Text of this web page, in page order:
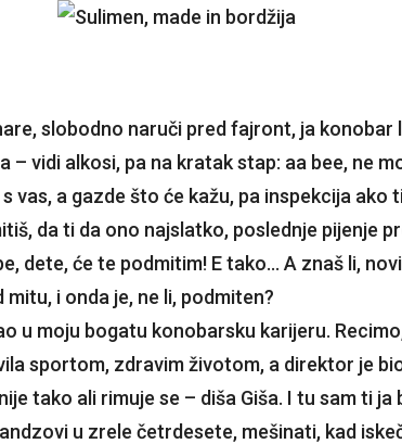
slobodno naruči pred fajront, ja konobar
– vidi alkosi, pa na kratak stap: aa bee, ne
vas, a gazde što će kažu, pa inspekcija ako
da ti da ono najslatko, poslednje pijenje
dete, će te podmitim! E tako… A znaš li,
i onda je, ne li, podmiten?
u moju bogatu konobarsku karijeru.
sportom, zdravim životom, a direktor je
tako ali rimuje se – diša Giša. I tu sam ti ja
u zrele četrdesete, mešinati, kad